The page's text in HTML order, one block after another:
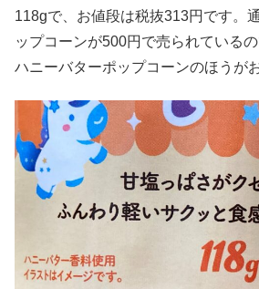
118gで、お値段は税抜313円です。
ップコーンが500円で売られている
ハニーバターポップコーンのほうが